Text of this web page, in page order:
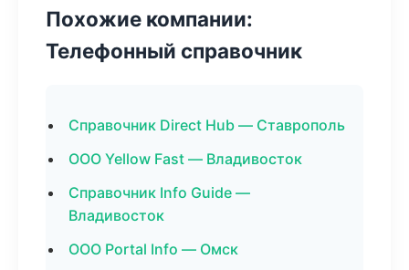
Похожие компании:
Телефонный справочник
Справочник Direct Hub — Ставрополь
ООО Yellow Fast — Владивосток
Справочник Info Guide —
Владивосток
ООО Portal Info — Омск